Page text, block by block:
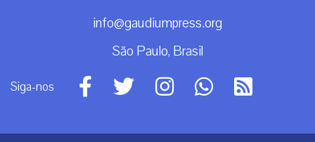
info@gaudiumpress.org
São Paulo, Brasil
Siga-nos